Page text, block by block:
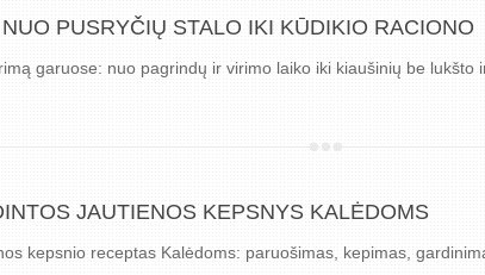
PUSRYČIŲ STALO IKI KŪDIKIO RACIONO
garuose: nuo pagrindų ir virimo laiko iki kiaušinių be lukšto
JAUTIENOS KEPSNYS KALĖDOMS
kepsnio receptas Kalėdoms: paruošimas, kepimas,